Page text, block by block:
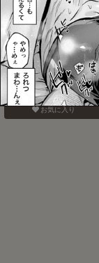
認知の力ってすげぇ！！
お気に入り